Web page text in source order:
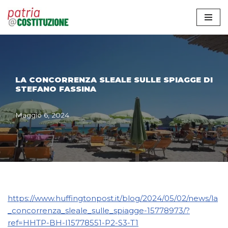
Vai
LA CONCORRENZA SLEALE SULLE SPIAGGE DI
STEFANO FASSINA
Maggio 6, 2024
https://www.huffingtonpost.it/blog/2024/05/02/news/la
_concorrenza_sleale_sulle_spiagge-15778973/?
ref=HHTP-BH-I15778551-P2-S3-T1